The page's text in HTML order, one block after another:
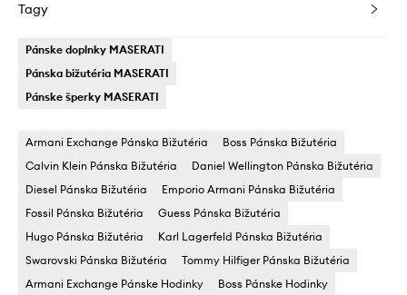
Tagy
Pánske doplnky MASERATI
Pánska bižutéria MASERATI
Pánske šperky MASERATI
Armani Exchange Pánska Bižutéria
Boss Pánska Bižutéria
Calvin Klein Pánska Bižutéria
Daniel Wellington Pánska Bižutéria
Diesel Pánska Bižutéria
Emporio Armani Pánska Bižutéria
Fossil Pánska Bižutéria
Guess Pánska Bižutéria
Hugo Pánska Bižutéria
Karl Lagerfeld Pánska Bižutéria
Swarovski Pánska Bižutéria
Tommy Hilfiger Pánska Bižutéria
Armani Exchange Pánske Hodinky
Boss Pánske Hodinky